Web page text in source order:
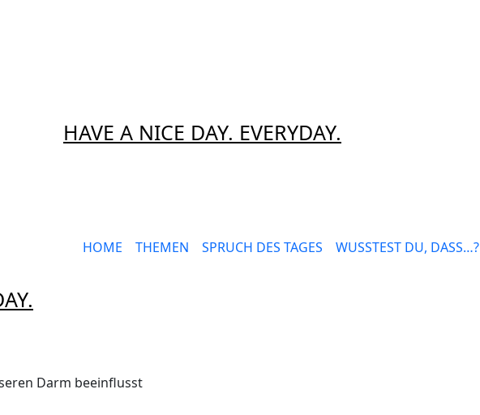
HAVE A NICE DAY. EVERYDAY.
HOME THEMEN SPRUCH DES TAGES WUSSTEST DU, DASS…?
Darm beeinflusst